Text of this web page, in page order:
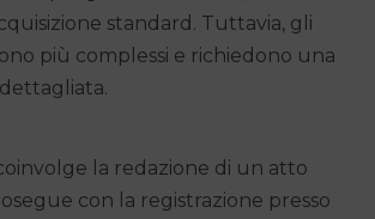
standard. Tuttavia, gli
più complessi e richiedono una
la redazione di un atto
con la registrazione presso